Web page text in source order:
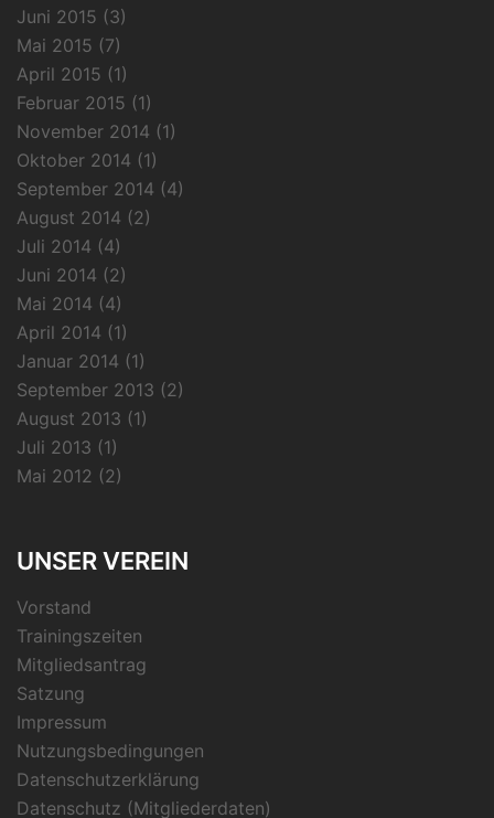
Juni 2015 (3)
Mai 2015 (7)
April 2015 (1)
Februar 2015 (1)
November 2014 (1)
Oktober 2014 (1)
September 2014 (4)
August 2014 (2)
Juli 2014 (4)
Juni 2014 (2)
Mai 2014 (4)
April 2014 (1)
Januar 2014 (1)
September 2013 (2)
August 2013 (1)
Juli 2013 (1)
Mai 2012 (2)
UNSER VEREIN
Vorstand
Trainingszeiten
Mitgliedsantrag
Satzung
Impressum
Nutzungsbedingungen
Datenschutzerklärung
Datenschutz (Mitgliederdaten)